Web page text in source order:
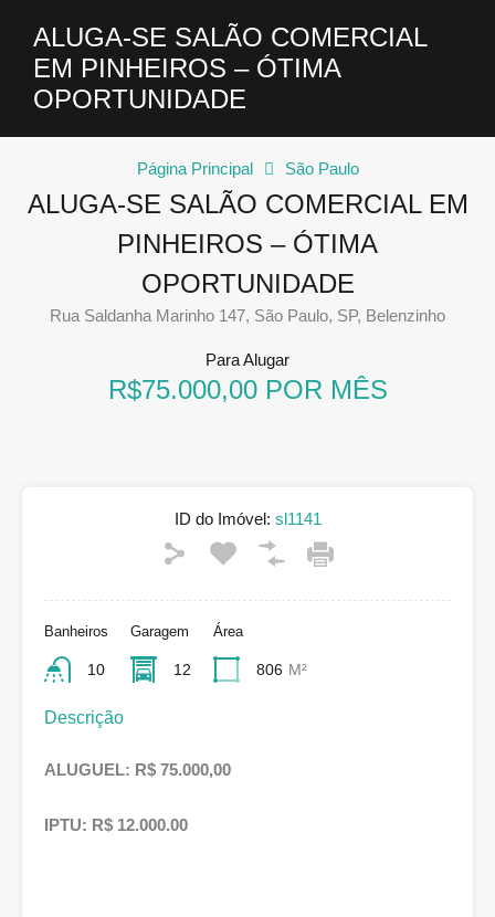
ALUGA-SE SALÃO COMERCIAL
EM PINHEIROS – ÓTIMA
OPORTUNIDADE
Página Principal São Paulo
ALUGA-SE SALÃO COMERCIAL EM
PINHEIROS – ÓTIMA
OPORTUNIDADE
Rua Saldanha Marinho 147, São Paulo, SP, Belenzinho
Para Alugar
R$75.000,00 POR MÊS
ID do Imóvel: sl1141
Banheiros
10
Garagem
12
Área
806 M²
Descrição
ALUGUEL: R$ 75.000,00
IPTU: R$ 12.000.00